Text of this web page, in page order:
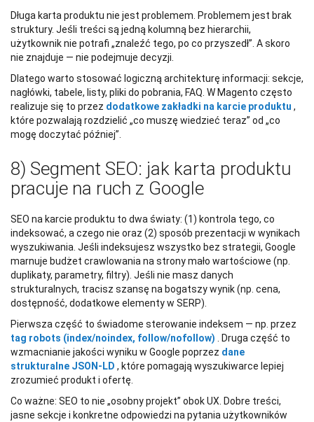
Długa karta produktu nie jest problemem. Problemem jest brak
struktury. Jeśli treści są jedną kolumną bez hierarchii,
użytkownik nie potrafi „znaleźć tego, po co przyszedł”. A skoro
nie znajduje — nie podejmuje decyzji.
Dlatego warto stosować logiczną architekturę informacji: sekcje,
nagłówki, tabele, listy, pliki do pobrania, FAQ. W Magento często
realizuje się to przez dodatkowe zakładki na karcie produktu ,
które pozwalają rozdzielić „co muszę wiedzieć teraz” od „co
mogę doczytać później”.
8) Segment SEO: jak karta produktu
pracuje na ruch z Google
SEO na karcie produktu to dwa światy: (1) kontrola tego, co
indeksować, a czego nie oraz (2) sposób prezentacji w wynikach
wyszukiwania. Jeśli indeksujesz wszystko bez strategii, Google
marnuje budżet crawlowania na strony mało wartościowe (np.
duplikaty, parametry, filtry). Jeśli nie masz danych
strukturalnych, tracisz szansę na bogatszy wynik (np. cena,
dostępność, dodatkowe elementy w SERP).
Pierwsza część to świadome sterowanie indeksem — np. przez
tag robots (index/noindex, follow/nofollow)
. Druga część to
wzmacnianie jakości wyniku w Google poprzez dane
strukturalne JSON-LD , które pomagają wyszukiwarce lepiej
zrozumieć produkt i ofertę.
Co ważne: SEO to nie „osobny projekt” obok UX. Dobre treści,
jasne sekcje i konkretne odpowiedzi na pytania użytkowników